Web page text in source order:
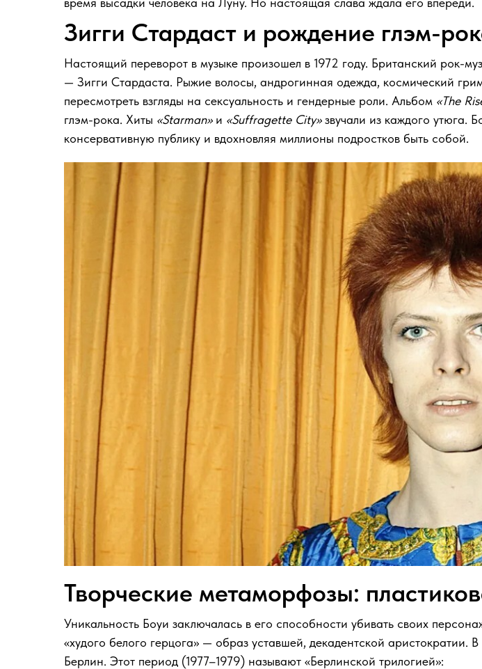
Зигги Стардаст и рождение глэм-
Настоящий переворот в музыке произошел в 1972 году. Британский рок-
— Зигги Стардаста. Рыжие волосы, андрогинная одежда, космический
пересмотреть взгляды на сексуальность и гендерные роли. Альбом «The
глэм-рока. Хиты «Starman»и «Suffragette City»звучали из каждого утюга.
консервативную публику и вдохновляя миллионы подростков быть собой.
Творческие метаморфозы:
Уникальность Боуи заключалась в его способности убивать своих
«худого белого герцога» — образ уставшей, декадентской
Берлин. Этот период (1977–1979) называют «Берлинской трилогией»: